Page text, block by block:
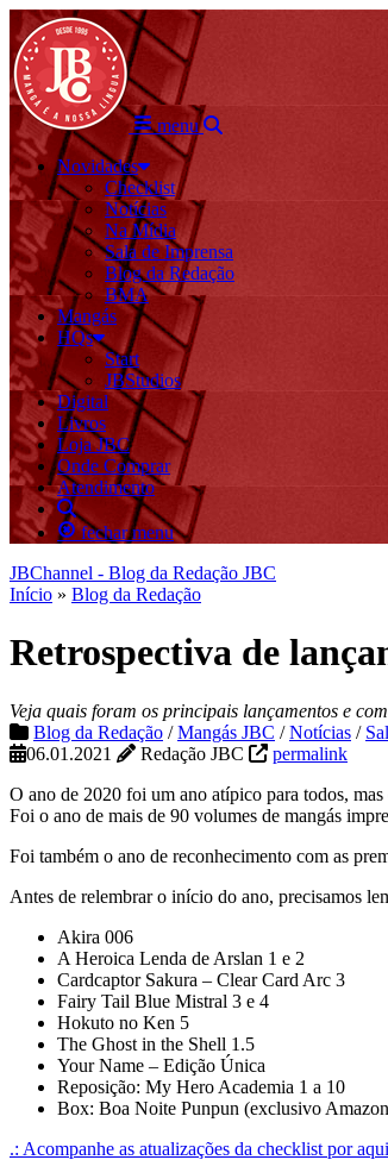
menu
Novidades
Checklist
Notícias
Na Mídia
Sala de Imprensa
Blog da Redação
BMA
Mangás
HQs
Start
JBStudios
Digital
Livros
Loja JBC
Onde Comprar
Atendimento
fechar menu
JBChannel - Blog da Redação JBC
Início » Blog da Redação
Retrospectiva de
Veja quais foram os principais lançamentos e
Blog da Redação /Mangás JBC /Notícias /
06.01.2021
Redação JBC
permalink
O ano de 2020 foi um ano atípico para todos,
Foi o ano de mais de 90 volumes de mangás
Foi também o ano de reconhecimento com as
Antes de relembrar o início do ano, precisamos
Akira 006
A Heroica Lenda de Arslan 1 e 2
Cardcaptor Sakura – Clear Card Arc 3
Fairy Tail Blue Mistral 3 e 4
Hokuto no Ken 5
The Ghost in the Shell 1.5
Your Name – Edição Única
Reposição: My Hero Academia 1 a 10
Box: Boa Noite Punpun (exclusivo
.: Acompanhe as atualizações da checklist por aqui